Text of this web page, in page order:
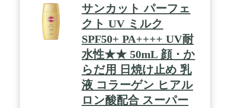
サンカット パーフェ
クト UV ミルク
SPF50+ PA++++ UV耐
水性★★ 50mL 顔・か
らだ用 日焼け止め 乳
液 コラーゲン ヒアル
ロン酸配合 スーパー